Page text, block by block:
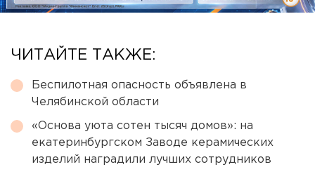
ЧИТАЙТЕ ТАКЖЕ:
Беспилотная опасность объявлена в
Челябинской области
«Основа уюта сотен тысяч домов»: на
екатеринбургском Заводе керамических
изделий наградили лучших сотрудников